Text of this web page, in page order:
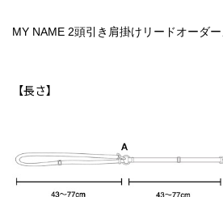
MY NAME 2頭引き肩掛けリードオーダ
【長さ】